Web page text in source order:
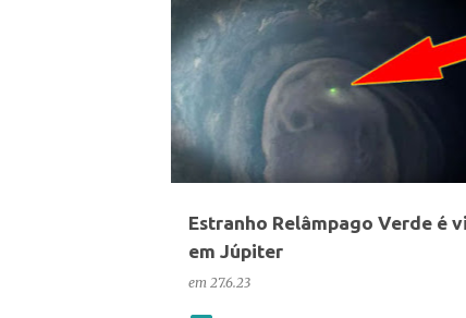
Estranho Relâmpago Verde é
em Júpiter
em 27.6.23
CIÊNCIA TECNOLOGIA